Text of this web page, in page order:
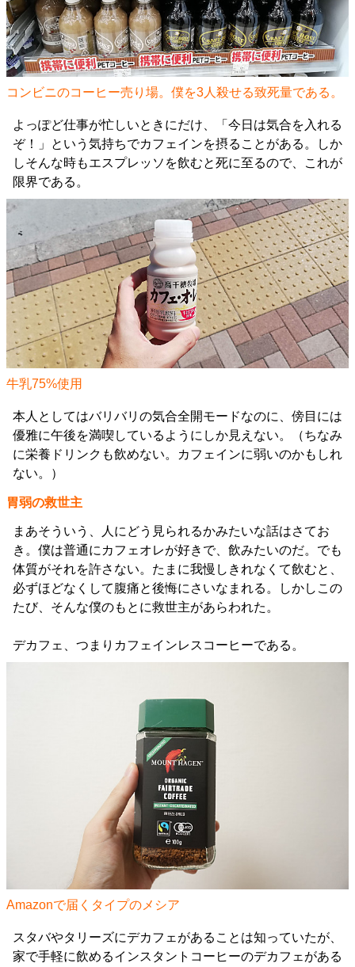
コンビニのコーヒー売り場。僕を3人殺せる致死量である。
よっぽど仕事が忙しいときにだけ、「今日は気合を入れる
ぞ！」という気持ちでカフェインを摂ることがある。しか
しそんな時もエスプレッソを飲むと死に至るので、これが
限界である。
牛乳75%使用
本人としてはバリバリの気合全開モードなのに、傍目には
優雅に午後を満喫しているようにしか見えない。（ちなみ
に栄養ドリンクも飲めない。カフェインに弱いのかもしれ
ない。）
胃弱の救世主
まあそういう、人にどう見られるかみたいな話はさてお
き。僕は普通にカフェオレが好きで、飲みたいのだ。でも
体質がそれを許さない。たまに我慢しきれなくて飲むと、
必ずほどなくして腹痛と後悔にさいなまれる。しかしこの
たび、そんな僕のもとに救世主があらわれた。
デカフェ、つまりカフェインレスコーヒーである。
Amazonで届くタイプのメシア
スタバやタリーズにデカフェがあることは知っていたが、
家で手軽に飲めるインスタントコーヒーのデカフェがある